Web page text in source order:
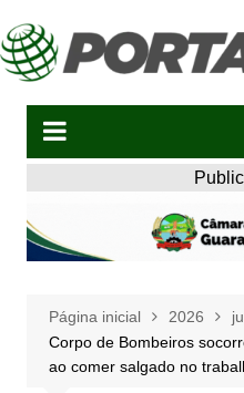
para
o
Página inicial 2026
Corpo de Bombeiros
ao comer salgado no